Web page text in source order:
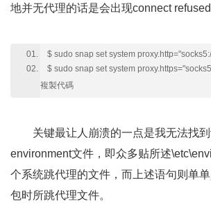
地并无代理的话是会出现connect refused
$ sudo snap set system
$ sudo snap set system
複製代碼
关键最让人崩溃的一点是我无法找
environment文件，即众多贴所述
个系统跳代理的文件，而上述语句则单
包时所跳代理文件。